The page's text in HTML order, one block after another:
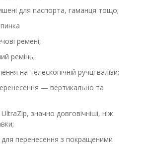
для паспорта, гаманця тощо;
ремені;
ремінь;
на телескопічній ручці валізи;
— вертикально та
значно довговічніші, ніж
для перенесення з покращеними